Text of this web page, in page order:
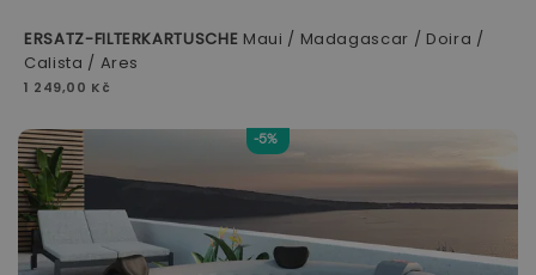
ERSATZ-FILTERKARTUSCHE Maui / Madagascar / Doira /
Calista / Ares
1 249,00 Kč
-5%